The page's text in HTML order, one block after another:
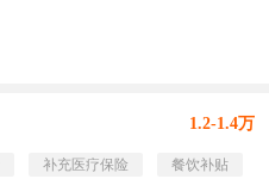
1.2-1.4万
补充医疗保险
餐饮补贴